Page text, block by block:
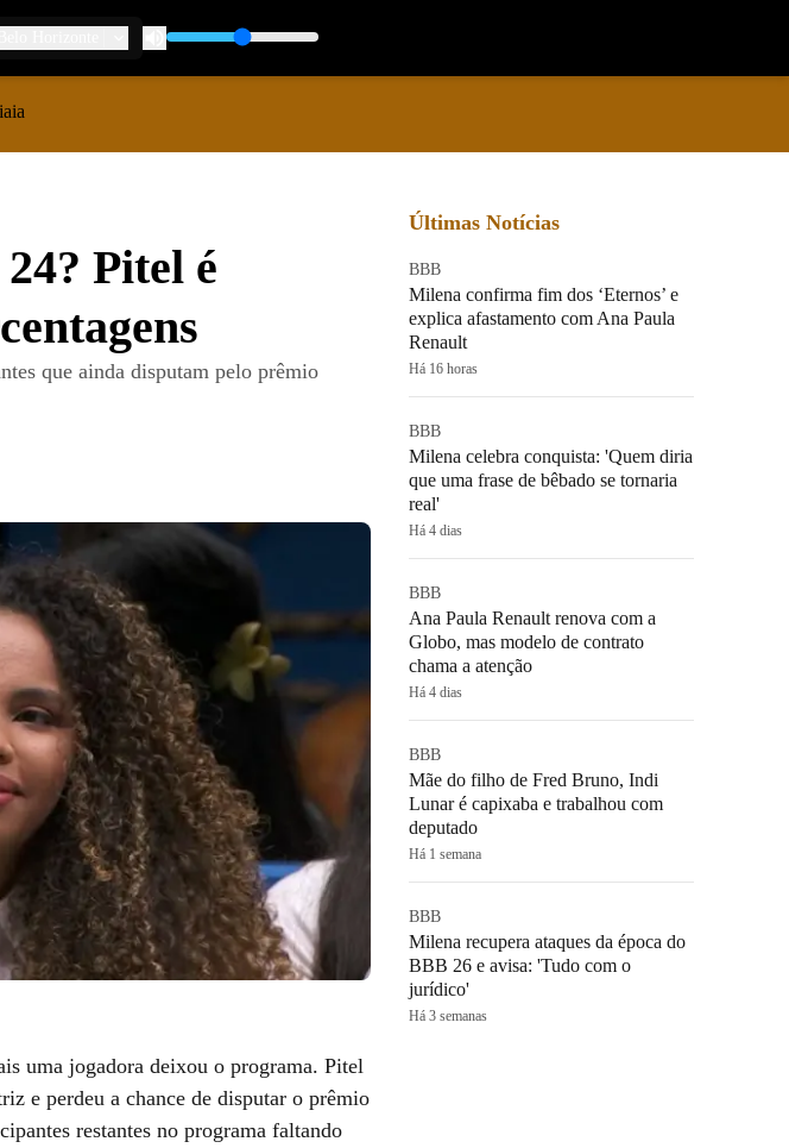
Pitel é
que ainda disputam pelo prêmio
uma jogadora deixou o programa. Pitel
e perdeu a chance de disputar o prêmio
restantes no programa faltando
Últimas Notícias
BBB
Milena confirma fim dos ‘Eternos’ e
explica afastamento com Ana Paula
Renault
Há 16 horas
BBB
Milena celebra conquista: 'Quem diria
que uma frase de bêbado se tornaria
real'
Há 4 dias
BBB
Ana Paula Renault renova com a
Globo, mas modelo de contrato
chama a atenção
Há 4 dias
BBB
Mãe do filho de Fred Bruno, Indi
Lunar é capixaba e trabalhou com
deputado
Há 1 semana
BBB
Milena recupera ataques da época do
BBB 26 e avisa: 'Tudo com o
jurídico'
Há 3 semanas